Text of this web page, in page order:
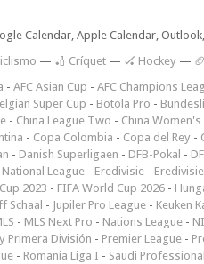
Calendar, Apple Calendar,
— 🏏 Críquet — 🏑 Hockey —
- AFC Asian Cup - AFC Champions
Super Cup - Botola Pro -
- China League Two - China
- Copa Colombia - Copa del Rey -
- Danish Superligaen - DFB-Pokal -
League - Eredivisie -
2023 - FIFA World Cup 2026 -
Schaal - Jupiler Pro League - Keuken
- MLS Next Pro - Nations League -
Primera División - Premier League -
- Romania Liga I - Saudi